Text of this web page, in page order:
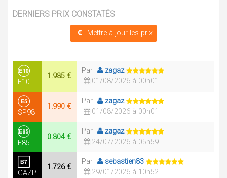
DERNIERS PRIX CONSTATÉS
Mettre à jour les prix
E10
1.985 €
Par
zagaz
01/08/2026 à 00h01
SP98
1.990 €
Par
zagaz
01/08/2026 à 00h01
E85
0.804 €
Par
zagaz
24/07/2026 à 05h59
GAZP
1.726 €
Par
sebastien83
29/01/2026 à 10h52